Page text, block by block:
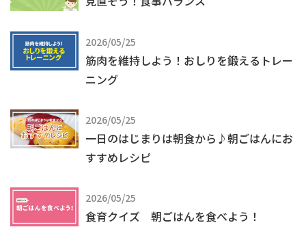
2026/05/25
筋肉を維持しよう！おしりを鍛えるトレー
ニング
2026/05/25
一日のはじまりは朝食から♪朝ごはんにお
すすめレシピ
2026/05/25
食育クイズ 朝ごはんを食べよう！